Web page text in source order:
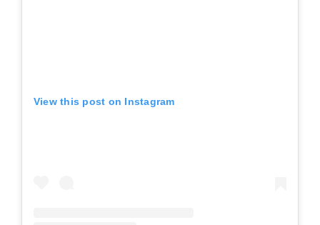
View this post on Instagram